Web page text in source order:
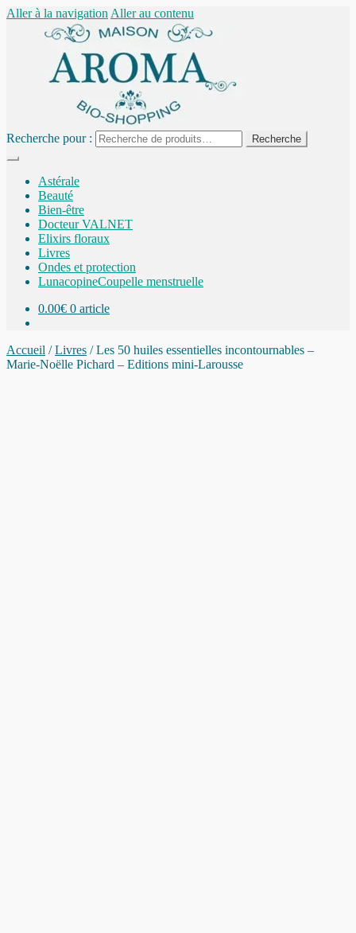
Aller à la navigation Aller au contenu
Recherche pour : Recherche
Astérale
Beauté
Bien-être
Docteur VALNET
Elixirs floraux
Livres
Ondes et protection
LunacopineCoupelle menstruelle
0.00€ 0 article
Accueil /Livres /Les 50 huiles essentielles incontournables –
Marie-Noëlle Pichard – Editions mini-Larousse